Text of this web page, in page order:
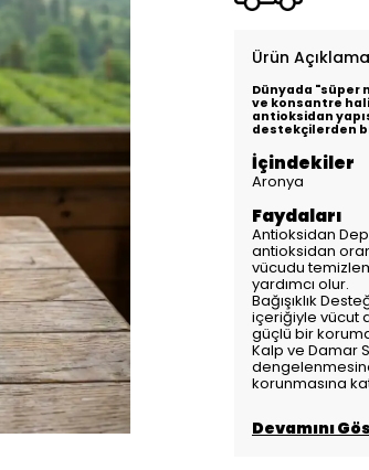
Ürün
Dünyada "süper
ve konsantre
antioksidan
destekçilerden
İçindekiler
Aronya
Faydaları
Antioksidan
antioksidan
vücudu
yardımcı olur.
Bağışıklık
içeriğiyle vücut
güçlü bir
Kalp ve Damar
korunmasına
Devamını